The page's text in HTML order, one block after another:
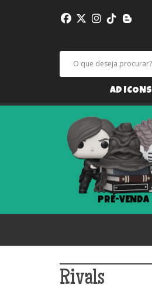
AD ICONS
PRÉ-VENDA
Rivals